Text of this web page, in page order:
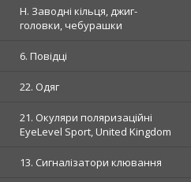
H. Заводні кільця, джиг-
головки, чебурашки
6. Повідці
22. Одяг
21. Окуляри поляризаційні
EyeLevel Sport, United Kingdom
13. Сигналізатори клювання